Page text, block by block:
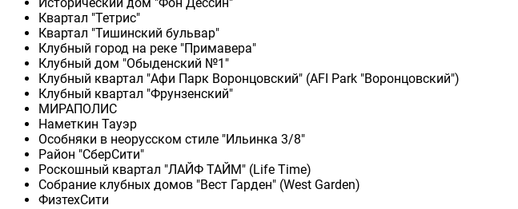
Квартал "Тетрис"
Квартал "Тишинский бульвар"
Клубный город на реке "Примавера"
Клубный дом "Обыденский №1"
Клубный квартал "Афи Парк Воронцовский" (AFI Park "Воронцовский")
Клубный квартал "Фрунзенский"
МИРАПОЛИС
Наметкин Тауэр
Особняки в неорусском стиле "Ильинка 3/8"
Район "СберСити"
Роскошный квартал "ЛАЙФ ТАЙМ" (Life Time)
Собрание клубных домов "Вест Гарден" (West Garden)
ФизтехСити